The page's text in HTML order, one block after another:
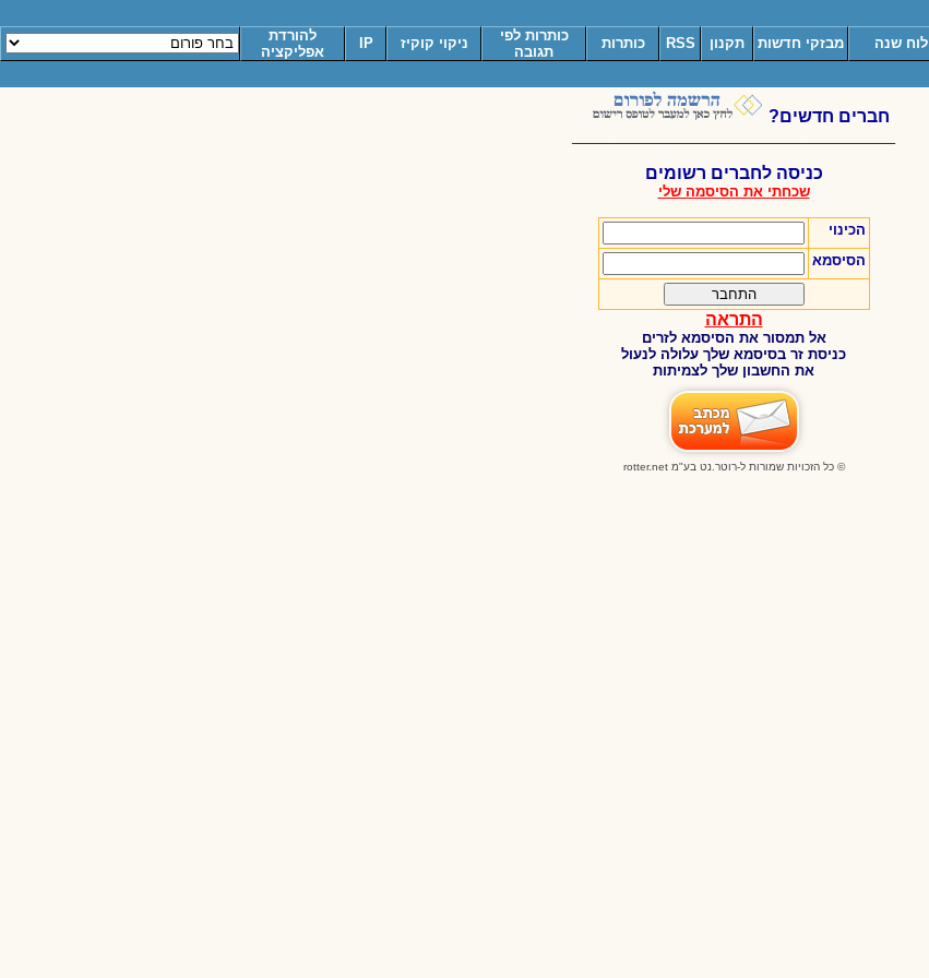
לוח שנה מבזקי חדשות תקנון RSS כותרות
כותרות לפי
תגובה
ניקוי קוקיז IP
להורדת
אפליקציה
חברים חדשים?
כניסה לחברים רשומים
שכחתי את הסיסמה שלי
הכינוי
הסיסמא
התראה
אל תמסור את הסיסמא לזרים
כניסת זר בסיסמא שלך עלולה לנעול
את החשבון שלך לצמיתות
© כל הזכויות שמורות ל-רוטר.נט בע"מrotter.net